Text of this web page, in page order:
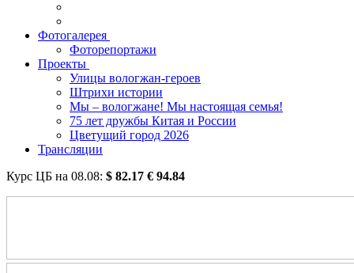
Фотогалерея
Фоторепортажи
Проекты
Улицы вологжан-героев
Штрихи истории
Мы – вологжане! Мы настоящая семья!
75 лет дружбы Китая и России
Цветущий город 2026
Трансляции
Курс ЦБ на 08.08: $ 82.17 € 94.84